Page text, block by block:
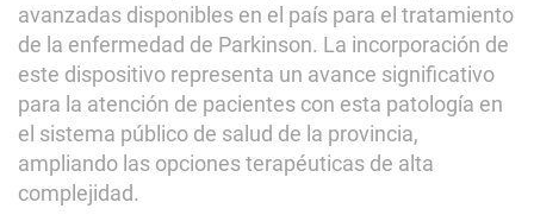
avanzadas disponibles en el país para el tratamiento
de la enfermedad de Parkinson. La incorporación de
este dispositivo representa un avance significativo
para la atención de pacientes con esta patología en
el sistema público de salud de la provincia,
ampliando las opciones terapéuticas de alta
complejidad.